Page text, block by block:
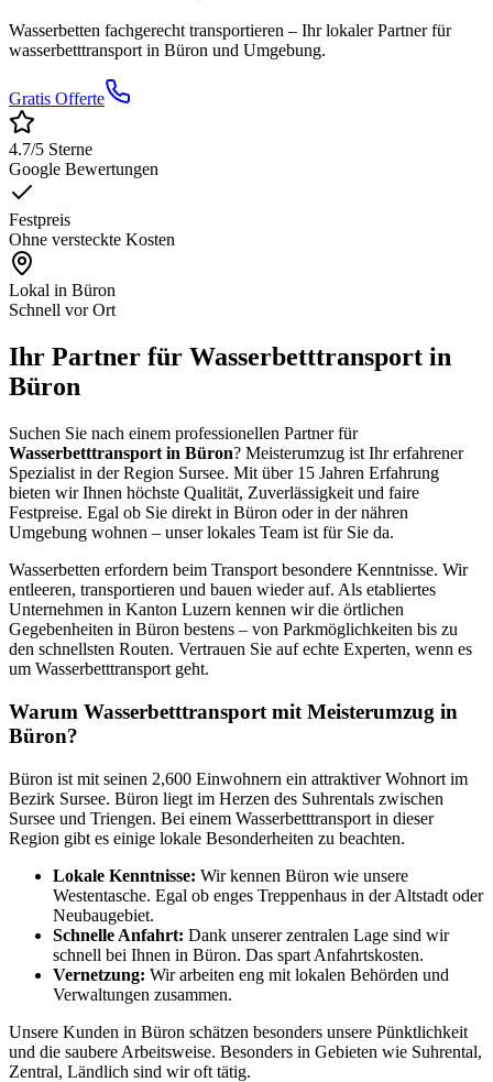
Wasserbetten fachgerecht transportieren – Ihr lokaler Partner für
wasserbetttransport in Büron und Umgebung.
Gratis Offerte
4.7/5 Sterne
Google Bewertungen
Festpreis
Ohne versteckte Kosten
Lokal in Büron
Schnell vor Ort
Ihr Partner für Wasserbetttransport in
Büron
Suchen Sie nach einem professionellen Partner für
Wasserbetttransport in Büron? Meisterumzug ist Ihr erfahrener
Spezialist in der Region Sursee. Mit über 15 Jahren Erfahrung
bieten wir Ihnen höchste Qualität, Zuverlässigkeit und faire
Festpreise. Egal ob Sie direkt in Büron oder in der nähren
Umgebung wohnen – unser lokales Team ist für Sie da.
Wasserbetten erfordern beim Transport besondere Kenntnisse. Wir
entleeren, transportieren und bauen wieder auf. Als etabliertes
Unternehmen in Kanton Luzern kennen wir die örtlichen
Gegebenheiten in Büron bestens – von Parkmöglichkeiten bis zu
den schnellsten Routen. Vertrauen Sie auf echte Experten, wenn es
um Wasserbetttransport geht.
Warum Wasserbetttransport mit Meisterumzug in
Büron?
Büron ist mit seinen 2,600 Einwohnern ein attraktiver Wohnort im
Bezirk Sursee. Büron liegt im Herzen des Suhrentals zwischen
Sursee und Triengen. Bei einem Wasserbetttransport in dieser
Region gibt es einige lokale Besonderheiten zu beachten.
Lokale Kenntnisse: Wir kennen Büron wie unsere
Westentasche. Egal ob enges Treppenhaus in der Altstadt oder
Neubaugebiet.
Schnelle Anfahrt: Dank unserer zentralen Lage sind wir
schnell bei Ihnen in Büron. Das spart Anfahrtskosten.
Vernetzung: Wir arbeiten eng mit lokalen Behörden und
Verwaltungen zusammen.
Unsere Kunden in Büron schätzen besonders unsere Pünktlichkeit
und die saubere Arbeitsweise. Besonders in Gebieten wie Suhrental,
Zentral, Ländlich sind wir oft tätig.